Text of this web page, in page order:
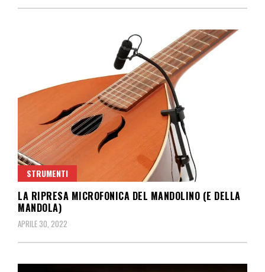
STRUMENTI
LA RIPRESA MICROFONICA DEL MANDOLINO (E DELLA
MANDOLA)
APRILE 30, 2022